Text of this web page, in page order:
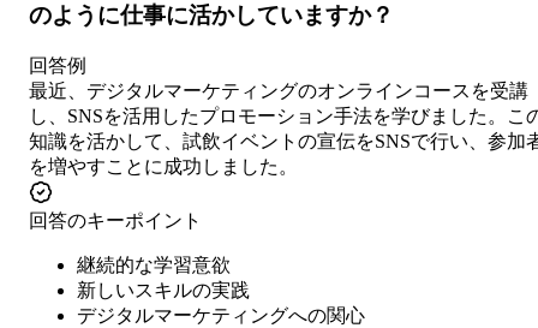
のように仕事に活かしていますか？
回答例
最近、デジタルマーケティングのオンラインコースを受講
し、SNSを活用したプロモーション手法を学びました。こ
知識を活かして、試飲イベントの宣伝をSNSで行い、参加
を増やすことに成功しました。
回答のキーポイント
継続的な学習意欲
新しいスキルの実践
デジタルマーケティングへの関心